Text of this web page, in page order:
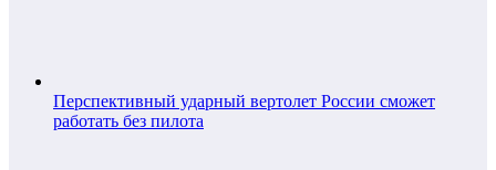
Перспективный ударный вертолет России сможет
работать без пилота